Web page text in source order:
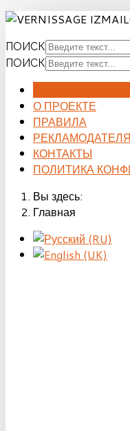
ПОИСК
ПОИСК
О ПРОЕКТЕ
ПРАВИЛА
КОНТАКТЫ
ПОЛИТИКА
Вы здесь:
Главная